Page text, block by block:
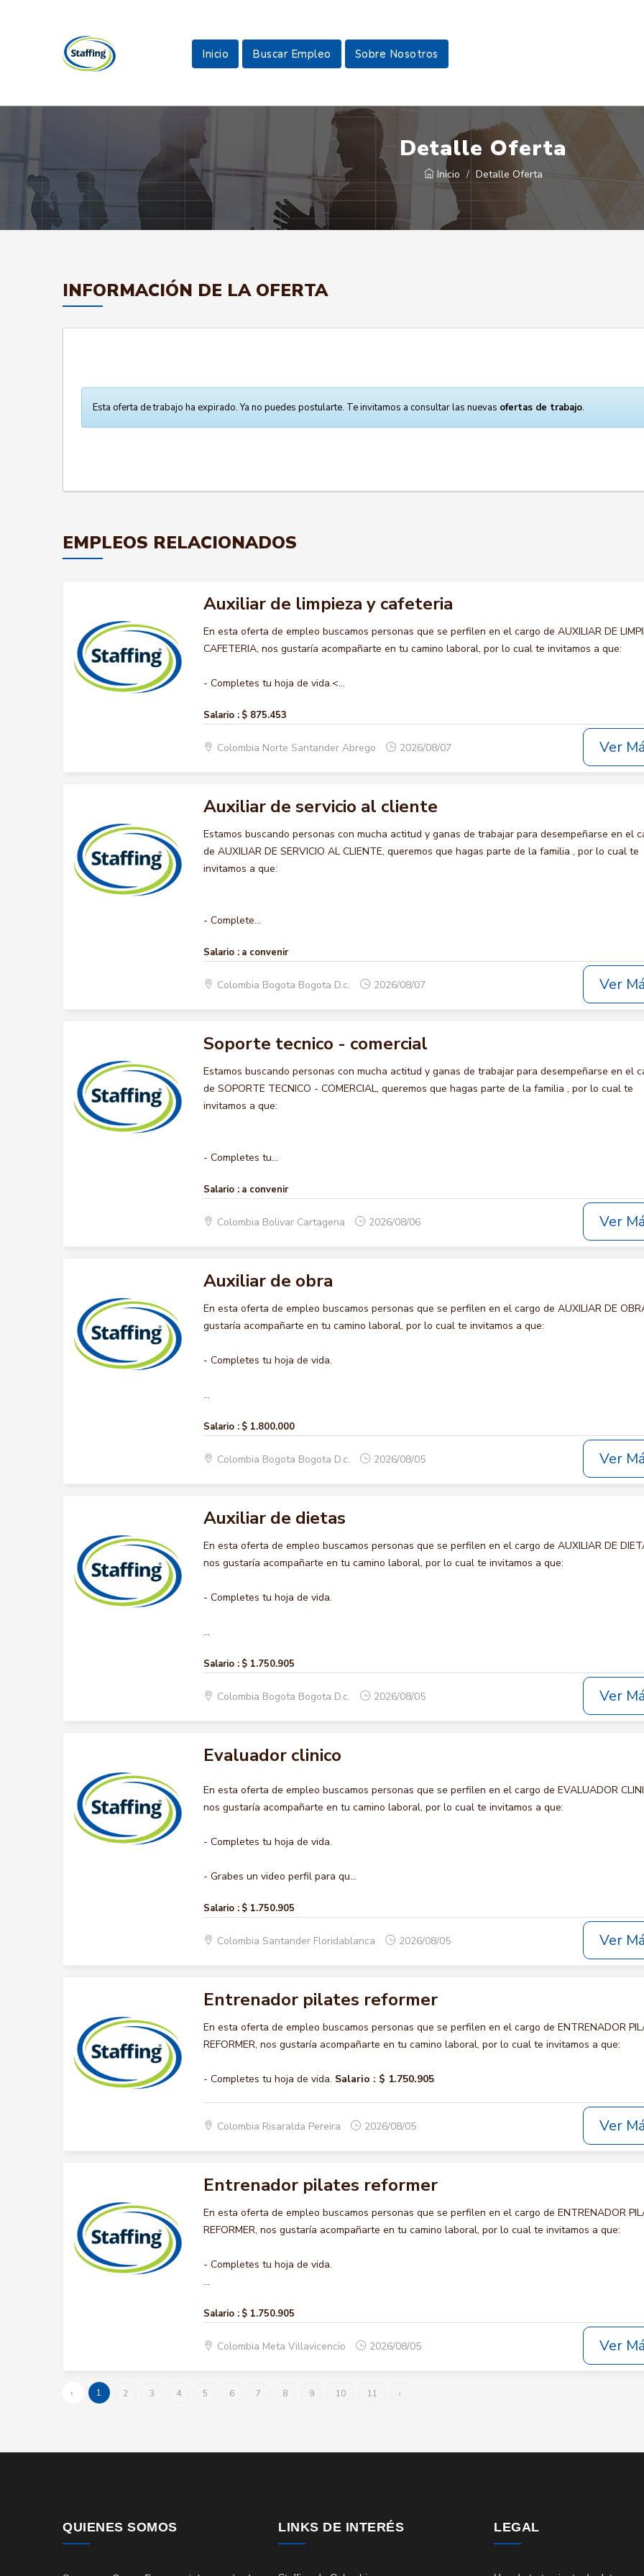
Inicio Buscar Empleo Sobre Nosotros
Detalle Oferta
Inicio Detalle Oferta
INFORMACIÓN DE LA OFERTA
Esta oferta de trabajo ha expirado. Ya no puedes postularte. Te invitamos a consultar las nuevas ofertas de trabajo.
EMPLEOS RELACIONADOS
Auxiliar de limpieza y cafeteria
En esta oferta de empleo buscamos personas que se perfilen en el cargo de AUXILIAR DE
CAFETERIA, nos gustaría acompañarte en tu camino laboral, por lo cual te invitamos a que:
- Completes tu hoja de vida.<...
Salario : $ 875.453
Colombia Norte Santander Abrego 2026/08/07 Ver
Auxiliar de servicio al cliente
Estamos buscando personas con mucha actitud y ganas de trabajar para desempeñarse en el
de AUXILIAR DE SERVICIO AL CLIENTE, queremos que hagas parte de la familia , por lo cual te
invitamos a que:
- Complete...
Salario : a convenir
Colombia Bogota Bogota D.c. 2026/08/07 Ver
Soporte tecnico - comercial
Estamos buscando personas con mucha actitud y ganas de trabajar para desempeñarse en el
de SOPORTE TECNICO - COMERCIAL, queremos que hagas parte de la familia , por lo cual te
invitamos a que:
- Completes tu...
Salario : a convenir
Colombia Bolivar Cartagena 2026/08/06 Ver
Auxiliar de obra
En esta oferta de empleo buscamos personas que se perfilen en el cargo de AUXILIAR DE
gustaría acompañarte en tu camino laboral, por lo cual te invitamos a que:
- Completes tu hoja de vida.
...
Salario : $ 1.800.000
Colombia Bogota Bogota D.c. 2026/08/05 Ver
Auxiliar de dietas
En esta oferta de empleo buscamos personas que se perfilen en el cargo de AUXILIAR DE
nos gustaría acompañarte en tu camino laboral, por lo cual te invitamos a que:
- Completes tu hoja de vida.
...
Salario : $ 1.750.905
Colombia Bogota Bogota D.c. 2026/08/05 Ver
Evaluador clinico
En esta oferta de empleo buscamos personas que se perfilen en el cargo de EVALUADOR
nos gustaría acompañarte en tu camino laboral, por lo cual te invitamos a que:
- Completes tu hoja de vida.
- Grabes un video perfil para qu...
Salario : $ 1.750.905
Colombia Santander Floridablanca 2026/08/05 Ver
Entrenador pilates reformer
En esta oferta de empleo buscamos personas que se perfilen en el cargo de ENTRENADOR
REFORMER, nos gustaría acompañarte en tu camino laboral, por lo cual te invitamos a que:
- Completes tu hoja de vida. Salario : $ 1.750.905
Colombia Risaralda Pereira 2026/08/05 Ver
Entrenador pilates reformer
En esta oferta de empleo buscamos personas que se perfilen en el cargo de ENTRENADOR
REFORMER, nos gustaría acompañarte en tu camino laboral, por lo cual te invitamos a que:
- Completes tu hoja de vida.
...
Salario : $ 1.750.905
Colombia Meta Villavicencio 2026/08/05 Ver
‹ 1 2 3 4 5 6 7 8 9 10 11 ›
QUIENES SOMOS LINKS DE INTERÉS LEGAL